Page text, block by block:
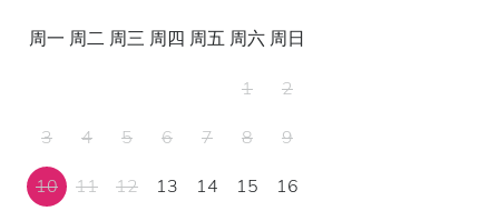
周一 周二周三 周四 周五周六周日
1
2
3
4 5 6 7 8
9
10
11 12 13 14 15 16